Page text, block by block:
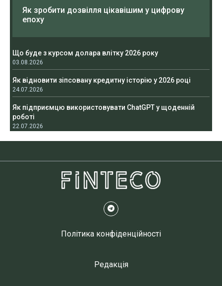
Як зробити дозвілля цікавішим у цифрову
епоху
Що буде з курсом долара влітку 2026 року
03.08.2026
Як відновити зіпсовану кредитну історію у 2026 році
24.07.2026
Як підприємцю використовувати ChatGPT у щоденній
роботі
22.07.2026
Політика конфіденційності
Редакція